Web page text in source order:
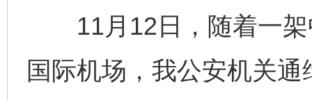
11月12日，随着一架
国际机场，我公安机关通